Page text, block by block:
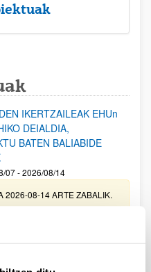
IKERTZAILEAK EHUn
DEIALDIA,
BATEN BALIABIDE
07 - 2026/08/14
2026-08-14 ARTE ZABALIK.
eta Funts Bibliografikoak